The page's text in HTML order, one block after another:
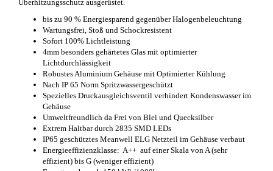
Überhitzungsschutz ausgerüstet.
bis zu 90 % Energiesparend gegenüber Halogenbeleuchtung
Wartungsfrei, Stoß und Schockresistent
Sofort 100% Lichtleistung
4mm besonders gehärtetes Glas mit optimierter
Lichtdurchlässigkeit
Robustes Aluminium Gehäuse mit Optimierter Kühlung
Nach IP 65 Norm Spritzwassergeschützt
Spezielles Druckausgleichsventil verhindert Kondenswasser im
Gehäuse
Umweltfreundlich da Frei von Blei und Quecksilber
Extrem Haltbar durch 2835 SMD LEDs
IP65 geschütztes Meanwell ELG Netzteil im Gehäuse verbaut
Energieeffizienzklasse: A++ auf einer Skala von A (sehr
effizient) bis G (weniger effizient)